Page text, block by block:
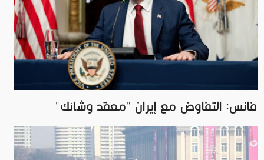
فانس: التفاوض مع إيران "معقد وشائك"